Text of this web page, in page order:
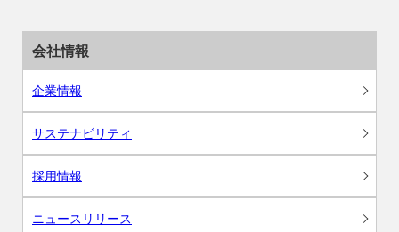
会社情報
企業情報
サステナビリティ
採用情報
ニュースリリース